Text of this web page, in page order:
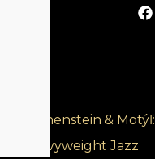
Rothenstein & Motýľ:
Heavyweight Jazz